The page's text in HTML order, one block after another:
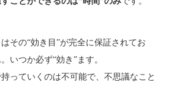
その“効き目”が完全に保証されてお
いつか必ず“効き”ます。
っていくのは不可能で、不思議なこと